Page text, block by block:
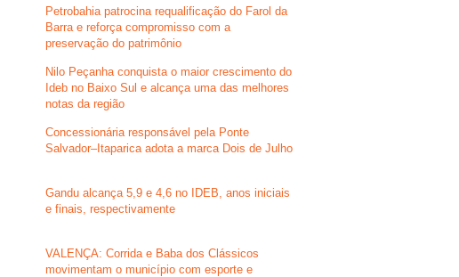
Petrobahia patrocina requalificação do Farol da
Barra e reforça compromisso com a
preservação do patrimônio
Nilo Peçanha conquista o maior crescimento do
Ideb no Baixo Sul e alcança uma das melhores
notas da região
Concessionária responsável pela Ponte
Salvador–Itaparica adota a marca Dois de Julho
Gandu alcança 5,9 e 4,6 no IDEB, anos iniciais
e finais, respectivamente
VALENÇA: Corrida e Baba dos Clássicos
movimentam o município com esporte e